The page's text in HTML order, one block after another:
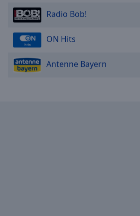
Opacity
Font
Size
Radio Bob!
ON Hits
Antenne Bayern